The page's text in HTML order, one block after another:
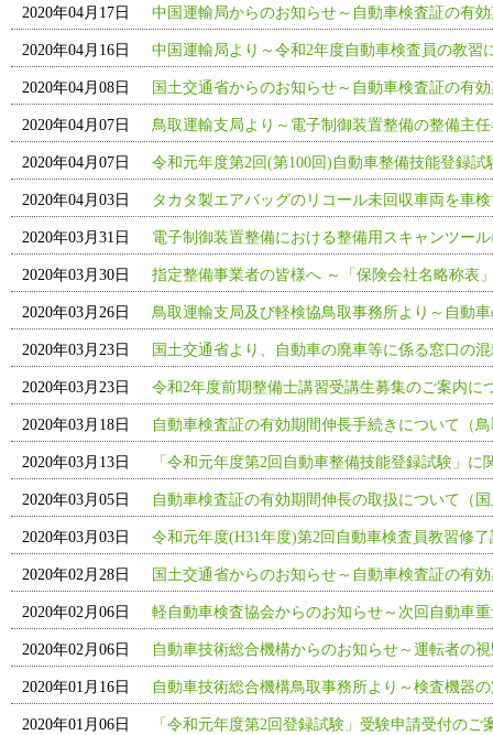
2020年04月17日 中国運輸局からのお知らせ～自動車検査証の有
2020年04月16日 中国運輸局より～令和2年度自動車検査員の教習
2020年04月08日 国土交通省からのお知らせ～自動車検査証の有
2020年04月07日 鳥取運輸支局より～電子制御装置整備の整備主
2020年04月07日 令和元年度第2回(第100回)自動車整備技能登録
2020年04月03日 タカタ製エアバッグのリコール未回収車両を車
2020年03月31日 電子制御装置整備における整備用スキャンツー
2020年03月30日 指定整備事業者の皆様へ ～「保険会社名略称表
2020年03月26日 鳥取運輸支局及び軽検協鳥取事務所より～自動
2020年03月23日 国土交通省より、自動車の廃車等に係る窓口の
2020年03月23日 令和2年度前期整備士講習受講生募集のご案内に
2020年03月18日 自動車検査証の有効期間伸長手続きについて（
2020年03月13日 「令和元年度第2回自動車整備技能登録試験」に
2020年03月05日 自動車検査証の有効期間伸長の取扱について（
2020年03月03日 令和元年度(H31年度)第2回自動車検査員教習修
2020年02月28日 国土交通省からのお知らせ～自動車検査証の有
2020年02月06日 軽自動車検査協会からのお知らせ～次回自動車
2020年02月06日 自動車技術総合機構からのお知らせ～運転者の
2020年01月16日 自動車技術総合機構鳥取事務所より～検査機器
2020年01月06日 「令和元年度第2回登録試験」受験申請受付のご